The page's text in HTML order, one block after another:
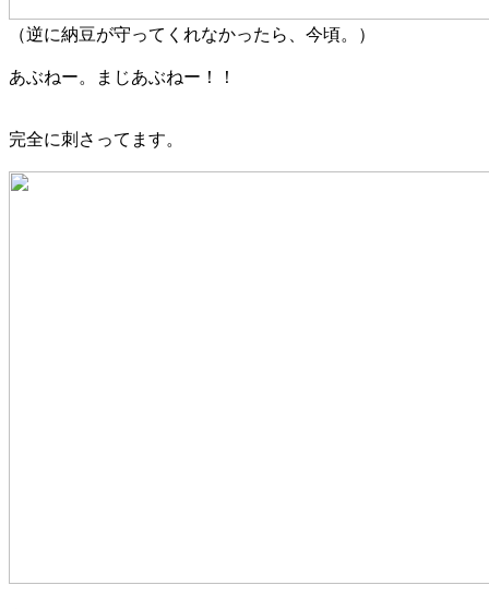
（逆に納豆が守ってくれなかったら、今頃。）
あぶねー。まじあぶねー！！
完全に刺さってます。